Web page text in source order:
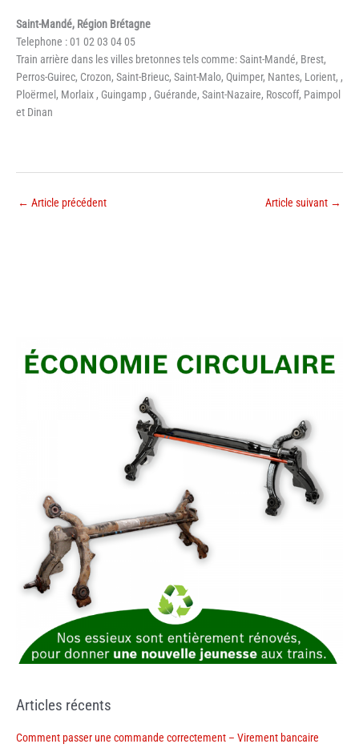
Saint-Mandé, Région Brétagne
Telephone : 01 02 03 04 05
Train arrière dans les villes bretonnes tels comme: Saint-Mandé, Brest,
Perros-Guirec, Crozon, Saint-Brieuc, Saint-Malo, Quimper, Nantes, Lorient, ,
Ploërmel, Morlaix , Guingamp , Guérande, Saint-Nazaire, Roscoff, Paimpol
et Dinan
← Article précédent Article suivant →
Articles récents
Comment passer une commande correctement – Virement bancaire